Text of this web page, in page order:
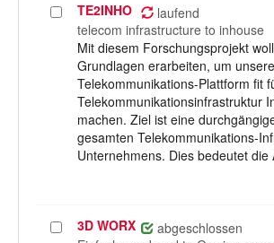
Projekt
auswählen
TE2INHO laufend
telecom infrastructure to inhouse
Mit diesem Forschungsprojekt
Grundlagen erarbeiten, um unsere
Telekommunikations-Plattform fit
Telekommunikationsinfrastruktur
machen. Ziel ist eine
gesamten Telekommunikations-
Unternehmens. Dies bedeutet
Projekt3D WORX abgeschlossen